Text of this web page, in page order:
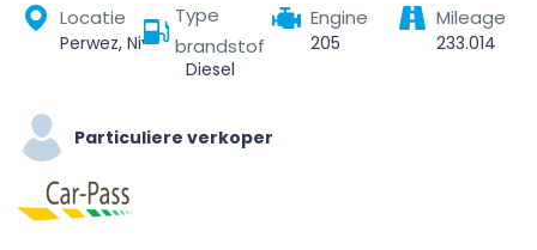
Locatie
Perwez, Nivelles, Walloon Brabant, Wallonia, 1360, Belgium
Type
brandstof
Diesel
Engine
205
Mileage
233.014
Particuliere verkoper